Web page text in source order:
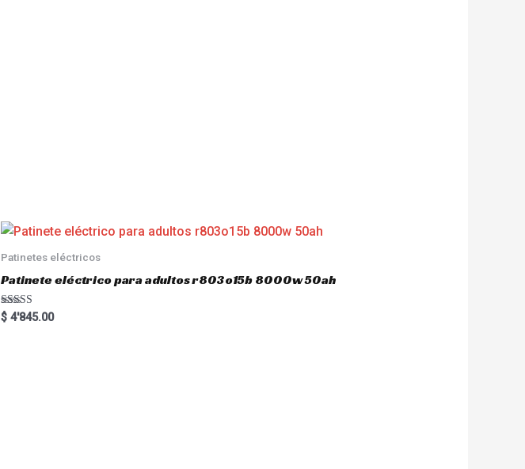
Patinetes eléctricos
Patinete eléctrico para adultos r803o15b 8000w 50ah
Rated
5.00
$ 4'845.00